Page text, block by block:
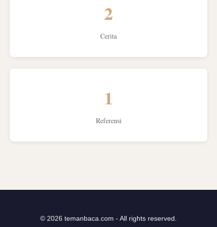
2
Cerita
1
Referensi
© 2026 temanbaca.com - All rights reserved.